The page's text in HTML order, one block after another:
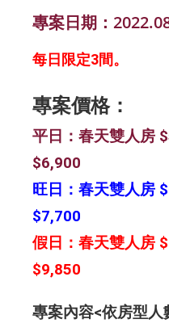
專案日期：
每日限定3間。
專案價格：
平日：春天雙人房
$6,900
旺日：春天雙人房
$7,700
假日：春天雙人房
$9,850
專案內容<依房型人